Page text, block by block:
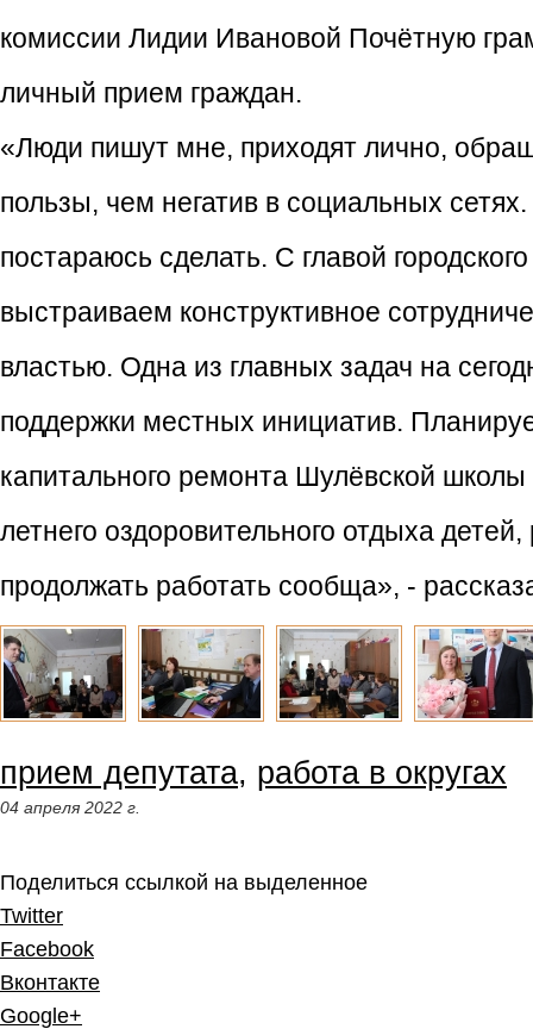
комиссии Лидии Ивановой Почётную
личный прием граждан.
«Люди пишут мне, приходят лично,
пользы, чем негатив в социальных
постараюсь сделать. С главой
выстраиваем конструктивное
властью. Одна из главных задач на
поддержки местных инициатив.
капитального ремонта Шулёвской
летнего оздоровительного отдыха
продолжать работать сообща», -
прием депутата, работа в округах
04 апреля 2022 г.
Поделиться ссылкой на выделенное
Twitter
Facebook
Вконтакте
Google+